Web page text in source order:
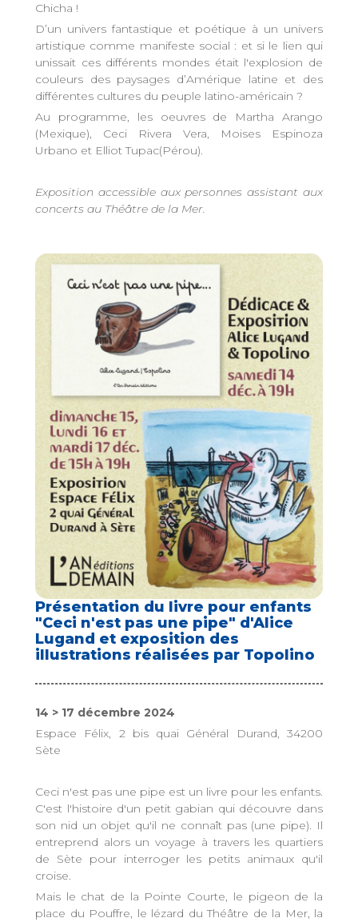
Chicha !
D’un univers fantastique et poétique à un univers
artistique comme manifeste social : et si le lien qui
unissait ces différents mondes était l'explosion de
couleurs des paysages d’Amérique latine et des
différentes cultures du peuple latino-américain ?
Au programme, les oeuvres de Martha Arango
(Mexique), Ceci Rivera Vera, Moises Espinoza
Urbano et Elliot Tupac(Pérou).
Exposition accessible aux personnes assistant aux
concerts au Théâtre de la Mer.
Présentation du livre pour enfants
"Ceci n'est pas une pipe" d'Alice
Lugand et exposition des
illustrations réalisées par Topolino
14 > 17 décembre 2024
Espace Félix, 2 bis quai Général Durand, 34200
Sète
Ceci n'est pas une pipe est un livre pour les enfants.
C'est l'histoire d'un petit gabian qui découvre dans
son nid un objet qu'il ne connaît pas (une pipe). Il
entreprend alors un voyage à travers les quartiers
de Sète pour interroger les petits animaux qu'il
croise.
Mais le chat de la Pointe Courte, le pigeon de la
place du Pouffre, le lézard du Théâtre de la Mer, la